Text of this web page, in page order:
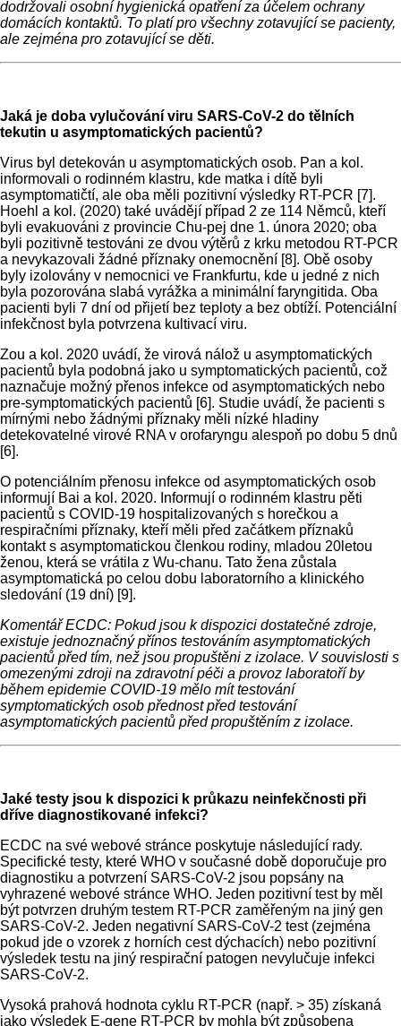
dodržovali osobní hygienická opatření za účelem ochrany
domácích kontaktů. To platí pro všechny zotavující se pacienty,
ale zejména pro zotavující se děti.
Jaká je doba vylučování viru SARS-CoV-2 do tělních
tekutin u asymptomatických pacientů?
Virus byl detekován u asymptomatických osob. Pan a kol.
informovali o rodinném klastru, kde matka i dítě byli
asymptomatičtí, ale oba měli pozitivní výsledky RT-PCR [7].
Hoehl a kol. (2020) také uvádějí případ 2 ze 114 Němců, kteří
byli evakuováni z provincie Chu-pej dne 1. února 2020; oba
byli pozitivně testováni ze dvou výtěrů z krku metodou RT-PCR
a nevykazovali žádné příznaky onemocnění [8]. Obě osoby
byly izolovány v nemocnici ve Frankfurtu, kde u jedné z nich
byla pozorována slabá vyrážka a minimální faryngitida. Oba
pacienti byli 7 dní od přijetí bez teploty a bez obtíží. Potenciální
infekčnost byla potvrzena kultivací viru.
Zou a kol. 2020 uvádí, že virová nálož u asymptomatických
pacientů byla podobná jako u symptomatických pacientů, což
naznačuje možný přenos infekce od asymptomatických nebo
pre-symptomatických pacientů [6]. Studie uvádí, že pacienti s
mírnými nebo žádnými příznaky měli nízké hladiny
detekovatelné virové RNA v orofaryngu alespoň po dobu 5 dnů
[6].
O potenciálním přenosu infekce od asymptomatických osob
informují Bai a kol. 2020. Informují o rodinném klastru pěti
pacientů s COVID-19 hospitalizovaných s horečkou a
respiračními příznaky, kteří měli před začátkem příznaků
kontakt s asymptomatickou členkou rodiny, mladou 20letou
ženou, která se vrátila z Wu-chanu. Tato žena zůstala
asymptomatická po celou dobu laboratorního a klinického
sledování (19 dní) [9].
Komentář ECDC: Pokud jsou k dispozici dostatečné zdroje,
existuje jednoznačný přínos testováním asymptomatických
pacientů před tím, než jsou propuštěni z izolace. V souvislosti s
omezenými zdroji na zdravotní péči a provoz laboratoří by
během epidemie COVID-19 mělo mít testování
symptomatických osob přednost před testování
asymptomatických pacientů před propuštěním z izolace.
Jaké testy jsou k dispozici k průkazu neinfekčnosti při
dříve diagnostikované infekci?
ECDC na své webové stránce poskytuje následující rady.
Specifické testy, které WHO v současné době doporučuje pro
diagnostiku a potvrzení SARS-CoV-2 jsou popsány na
vyhrazené webové stránce WHO. Jeden pozitivní test by měl
být potvrzen druhým testem RT-PCR zaměřeným na jiný gen
SARS-CoV-2. Jeden negativní SARS-CoV-2 test (zejména
pokud jde o vzorek z horních cest dýchacích) nebo pozitivní
výsledek testu na jiný respirační patogen nevylučuje infekci
SARS-CoV-2.
Vysoká prahová hodnota cyklu RT-PCR (např. > 35) získaná
jako výsledek E-gene RT-PCR by mohla být způsobena